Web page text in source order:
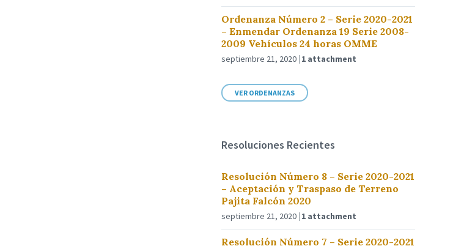
Ordenanza Número 2 – Serie 2020-2021
– Enmendar Ordenanza 19 Serie 2008-
2009 Vehículos 24 horas OMME
septiembre 21, 2020 1 attachment
VER ORDENANZAS
Resoluciones Recientes
Resolución Número 8 – Serie 2020-2021
– Aceptación y Traspaso de Terreno
Pajita Falcón 2020
septiembre 21, 2020 1 attachment
Resolución Número 7 – Serie 2020-2021